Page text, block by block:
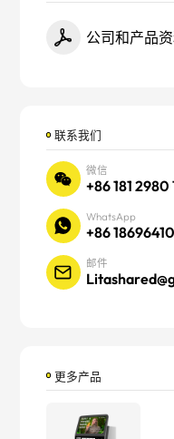
公司和产品
联系我们
微信
+86 181 2980
WhatsApp
+86
邮件
更多产品